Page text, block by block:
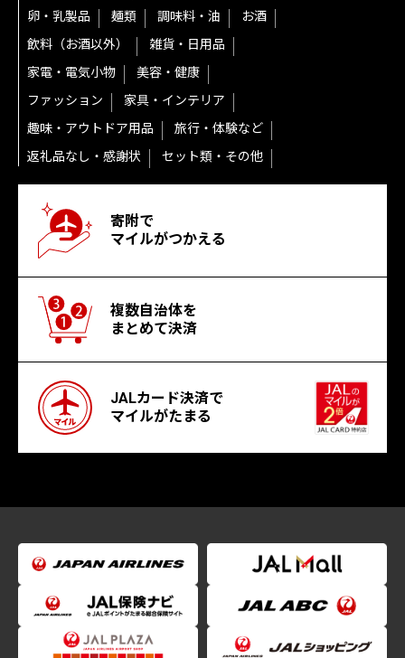
卵・乳製品
麺類 調味料・油
お酒
飲料（お酒以外）
雑貨・日用品
家電・電気小物
美容・健康
ファッション
家具・インテリア
趣味・アウトドア用品
旅行・体験など
返礼品なし・感謝状
セット類・その他
寄附で
マイルがつかえる
複数自治体を
まとめて決済
JALカード決済で
マイルがたまる